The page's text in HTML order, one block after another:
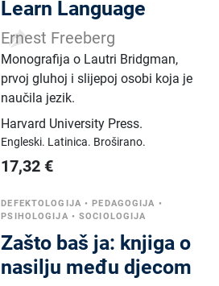
Learn Language
Ernest Freeberg
Monografija o Lautri Bridgman,
prvoj gluhoj i slijepoj osobi koja je
naučila jezik.
Harvard University Press.
Engleski. Latinica. Broširano.
17,32 €
DEFEKTOLOGIJA •PEDAGOGIJA •
PSIHOLOGIJA •SOCIOLOGIJA
Zašto baš ja: knjiga o
nasilju među djecom